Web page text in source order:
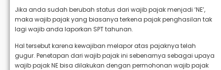
Jika anda sudah berubah status dari wajib pajak menjadi ‘NE’,
maka wajib pajak yang biasanya terkena pajak penghasilan tak
lagi wajib anda laporkan SPT tahunan.
Hal tersebut karena kewajiban melapor atas pajaknya telah
gugur. Penetapan dari wajib pajak ini sebenarnya sebagai upaya
wajib pajak NE bisa dilakukan dengan permohonan wajib pajak